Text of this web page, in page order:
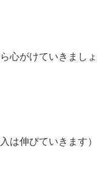
心がけていきましょ
は伸びていきます）